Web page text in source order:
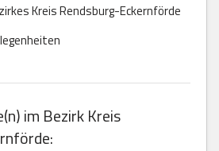
Kreis Rendsburg-Eckernförde
im Bezirk Kreis